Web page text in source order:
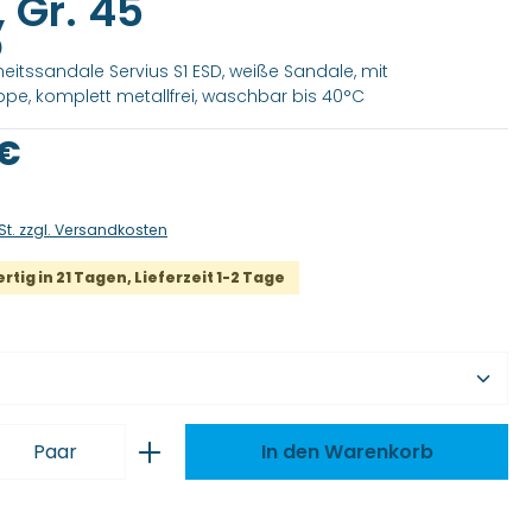
Servius S1 ESD, weiße Sandale, mit
komplett metallfrei, waschbar bis 40°C
zzgl. Versandkosten
in 21 Tagen, Lieferzeit 1-2 Tage
Gib den gewünschten
Paar In den Warenkorb